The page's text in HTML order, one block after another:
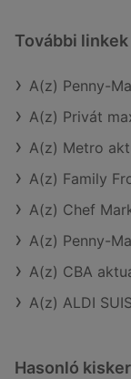
További linkek
A(z) Penny-
A(z) Privát
A(z) Metro
A(z) Family
A(z) Chef
A(z) Penny-
A(z) CBA
A(z) ALDI
Hasonló